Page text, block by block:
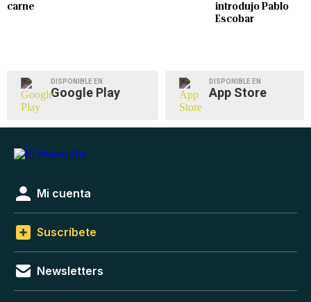
carne
introdujo Pablo
Escobar
DISPONIBLE EN
Google Play
DISPONIBLE EN
App Store
Mi cuenta
Suscríbete
Newsletters